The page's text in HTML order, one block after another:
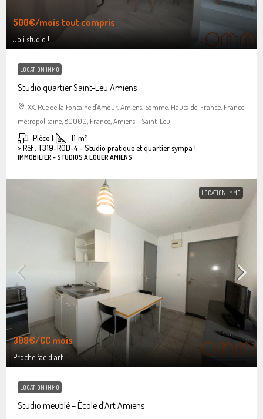
500€/mois tout compris
Joli studio !
LOCATION IMMO
Studio quartier Saint-Leu Amiens
XX, Rue de la Fontaine d'Amour, Amiens, Somme, Hauts-de-France, France
métropolitaine, 80000, France, Amiens - Saint-Leu
Pièce:1 11 m²
>:Réf : T319-ROD-4 - Studio pratique et quartier sympa !
IMMOBILIER - STUDIOS À LOUER AMIENS
LOCATION IMMO
399€/CC mois
Proche fac d'art
LOCATION IMMO
Studio meublé – École d’Art Amiens